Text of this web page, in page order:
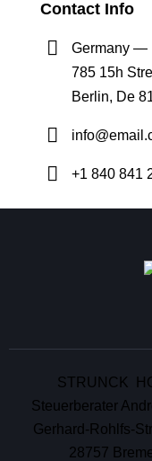
Contact Info
Germany —
785 15h
Berlin, De
+1 840 841
STRUNCK
Steuerberater
Gerhard-Rohlfs-
28757